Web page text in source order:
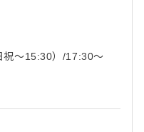
〜15:30）/17:30〜